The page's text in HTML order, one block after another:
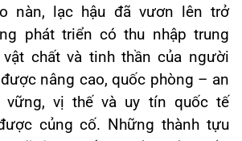
nàn, lạc hậu đã vươn lên trở
phát triển có thu nhập trung
chất và tinh thần của người
nâng cao, quốc phòng – an
vị thế và uy tín quốc tế
củng cố. Những thành tựu